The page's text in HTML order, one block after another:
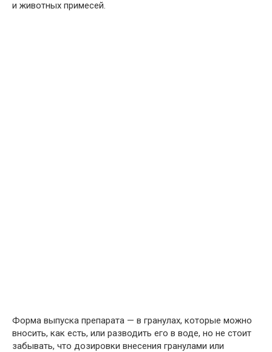
и животных примесей.
Форма выпуска препарата — в гранулах, которые можно
вносить, как есть, или разводить его в воде, но не стоит
забывать, что дозировки внесения гранулами или